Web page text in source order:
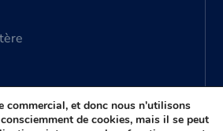
commercial, et donc nous n'utilisons
de cookies, mais il se peut